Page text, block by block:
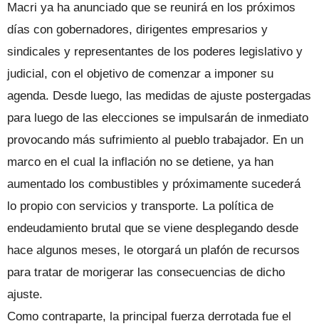
Macri ya ha anunciado que se reunirá en los próximos
días con gobernadores, dirigentes empresarios y
sindicales y representantes de los poderes legislativo y
judicial, con el objetivo de comenzar a imponer su
agenda. Desde luego, las medidas de ajuste postergadas
para luego de las elecciones se impulsarán de inmediato
provocando más sufrimiento al pueblo trabajador. En un
marco en el cual la inflación no se detiene, ya han
aumentado los combustibles y próximamente sucederá
lo propio con servicios y transporte. La política de
endeudamiento brutal que se viene desplegando desde
hace algunos meses, le otorgará un plafón de recursos
para tratar de morigerar las consecuencias de dicho
ajuste.
Como contraparte, la principal fuerza derrotada fue el